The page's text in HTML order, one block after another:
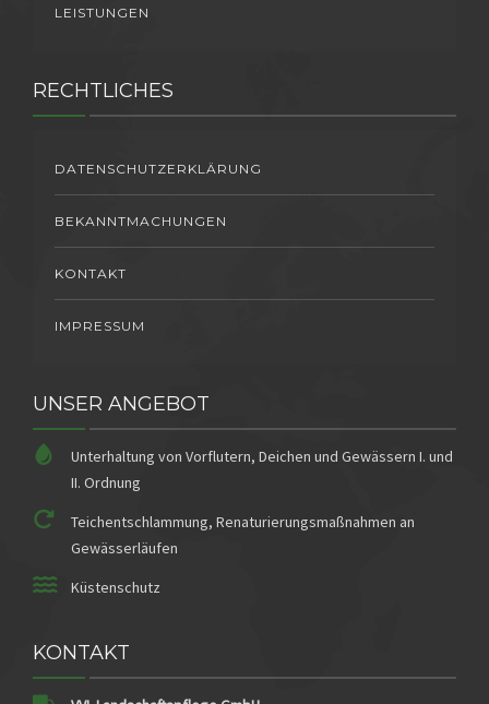
LEISTUNGEN
RECHTLICHES
DATENSCHUTZERKLÄRUNG
BEKANNTMACHUNGEN
KONTAKT
IMPRESSUM
UNSER ANGEBOT
Unterhaltung von Vorflutern, Deichen und Gewässern I. und
II. Ordnung
Teichentschlammung, Renaturierungsmaßnahmen an
Gewässerläufen
Küstenschutz
KONTAKT